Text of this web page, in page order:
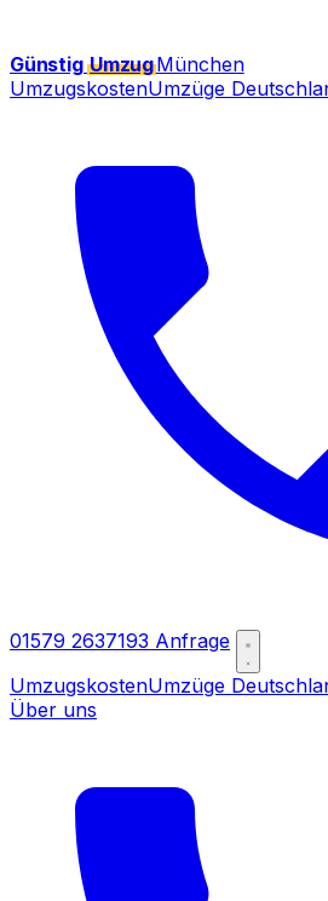
GünstigUmzugMünchen
UmzugskostenUmzüge
01579 2637193 Anfrage
UmzugskostenUmzüge
Über uns